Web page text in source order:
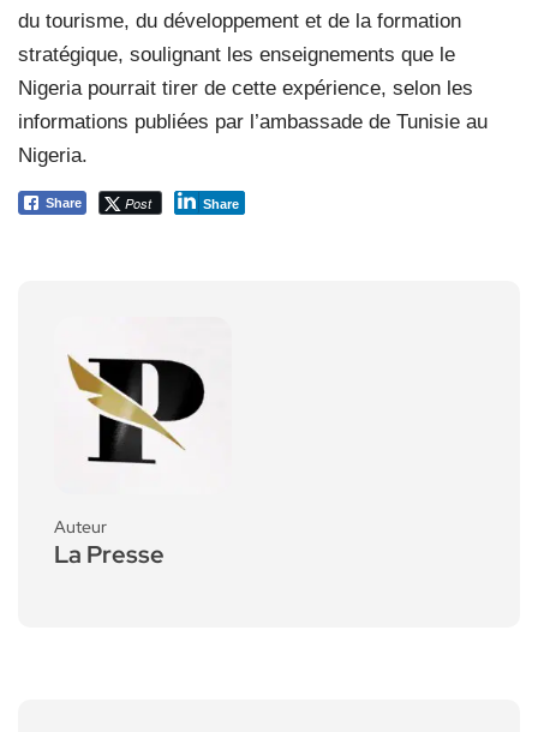
du tourisme, du développement et de la formation
stratégique, soulignant les enseignements que le
Nigeria pourrait tirer de cette expérience, selon les
informations publiées par l’ambassade de Tunisie au
Nigeria.
Share Post Share
Auteur
La Presse